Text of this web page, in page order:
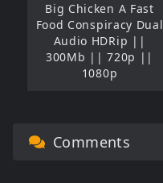
Big Chicken A Fast
Food Conspiracy Dual
Audio HDRip ||
300Mb || 720p ||
1080p
Comments